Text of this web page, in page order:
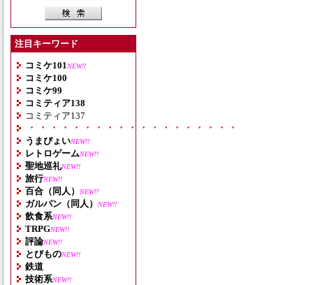
注目キーワード
コミケ101 NEW!!
コミケ100
コミケ99
コミティア138
コミティア137
・・・・・・・・・・・・・・・・・・・
うまぴょいNEW!!
レトロゲームNEW!!
聖地巡礼NEW!!
旅行NEW!!
百合（同人） NEW!!
ガルパン（同人） NEW!!
飲食系NEW!!
TRPGNEW!!
評論NEW!!
とびものNEW!!
鉄道
技術系NEW!!